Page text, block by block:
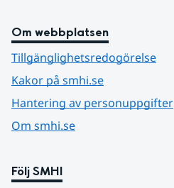
Om webbplatsen
Tillgänglighetsredogörelse
Kakor på smhi.se
Hantering av personuppgifter
Om smhi.se
Följ SMHI